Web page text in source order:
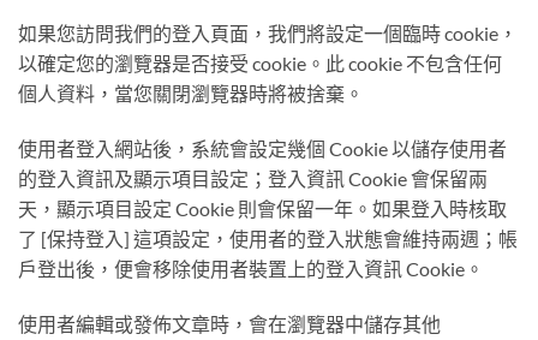
如果您訪問我們的登入頁面，我們將設定一個臨時 cookie，
以確定您的瀏覽器是否接受 cookie。此 cookie 不包含任何
個人資料，當您關閉瀏覽器時將被捨棄。
使用者登入網站後，系統會設定幾個 Cookie 以儲存使用者
的登入資訊及顯示項目設定；登入資訊 Cookie 會保留兩
天，顯示項目設定 Cookie 則會保留一年。如果登入時核取
了 [保持登入] 這項設定，使用者的登入狀態會維持兩週；帳
戶登出後，便會移除使用者裝置上的登入資訊 Cookie。
使用者編輯或發佈文章時，會在瀏覽器中儲存其他